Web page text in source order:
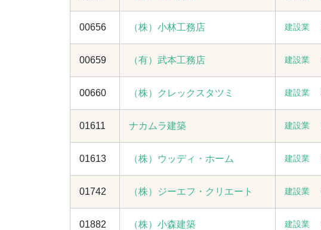
00656 （株）小林工務店 建設業
00659 （有）武本工務店 建設業
00660 （株）クレックスタツミ 建設業
01611 ナカムラ建築 建設業
01613 （株）ウッディ・ホーム 建設業
01742 （株）ジーエフ・クリエート 建設業
01882 （株）小森建築 建設業